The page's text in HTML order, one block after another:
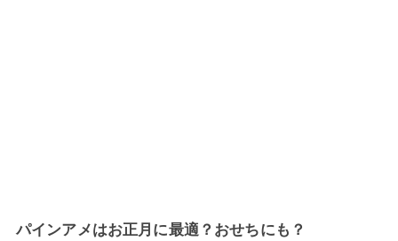
パインアメはお正月に最適？おせちにも？